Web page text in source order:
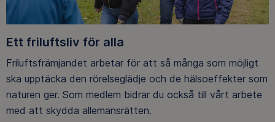
Ett friluftsliv för alla
Friluftsfrämjandet arbetar för att så många som möjligt
ska upptäcka den rörelseglädje och de hälsoeffekter som
naturen ger. Som medlem bidrar du också till vårt arbete
med att skydda allemansrätten.